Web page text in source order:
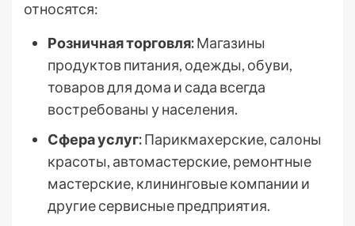
относятся:
Розничная торговля:Магазины
продуктов питания, одежды, обуви,
товаров для дома и сада всегда
востребованы у населения.
Сфера услуг:Парикмахерские, салоны
красоты, автомастерские, ремонтные
мастерские, клининговые компании и
другие сервисные предприятия.